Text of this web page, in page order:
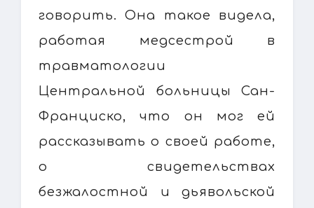
говорить. Она такое видела,
работая медсестрой в
травматологии
Центральной больницы Сан-
Франциско, что он мог ей
рассказывать о своей работе,
о свидетельствах
безжалостной и дьявольской